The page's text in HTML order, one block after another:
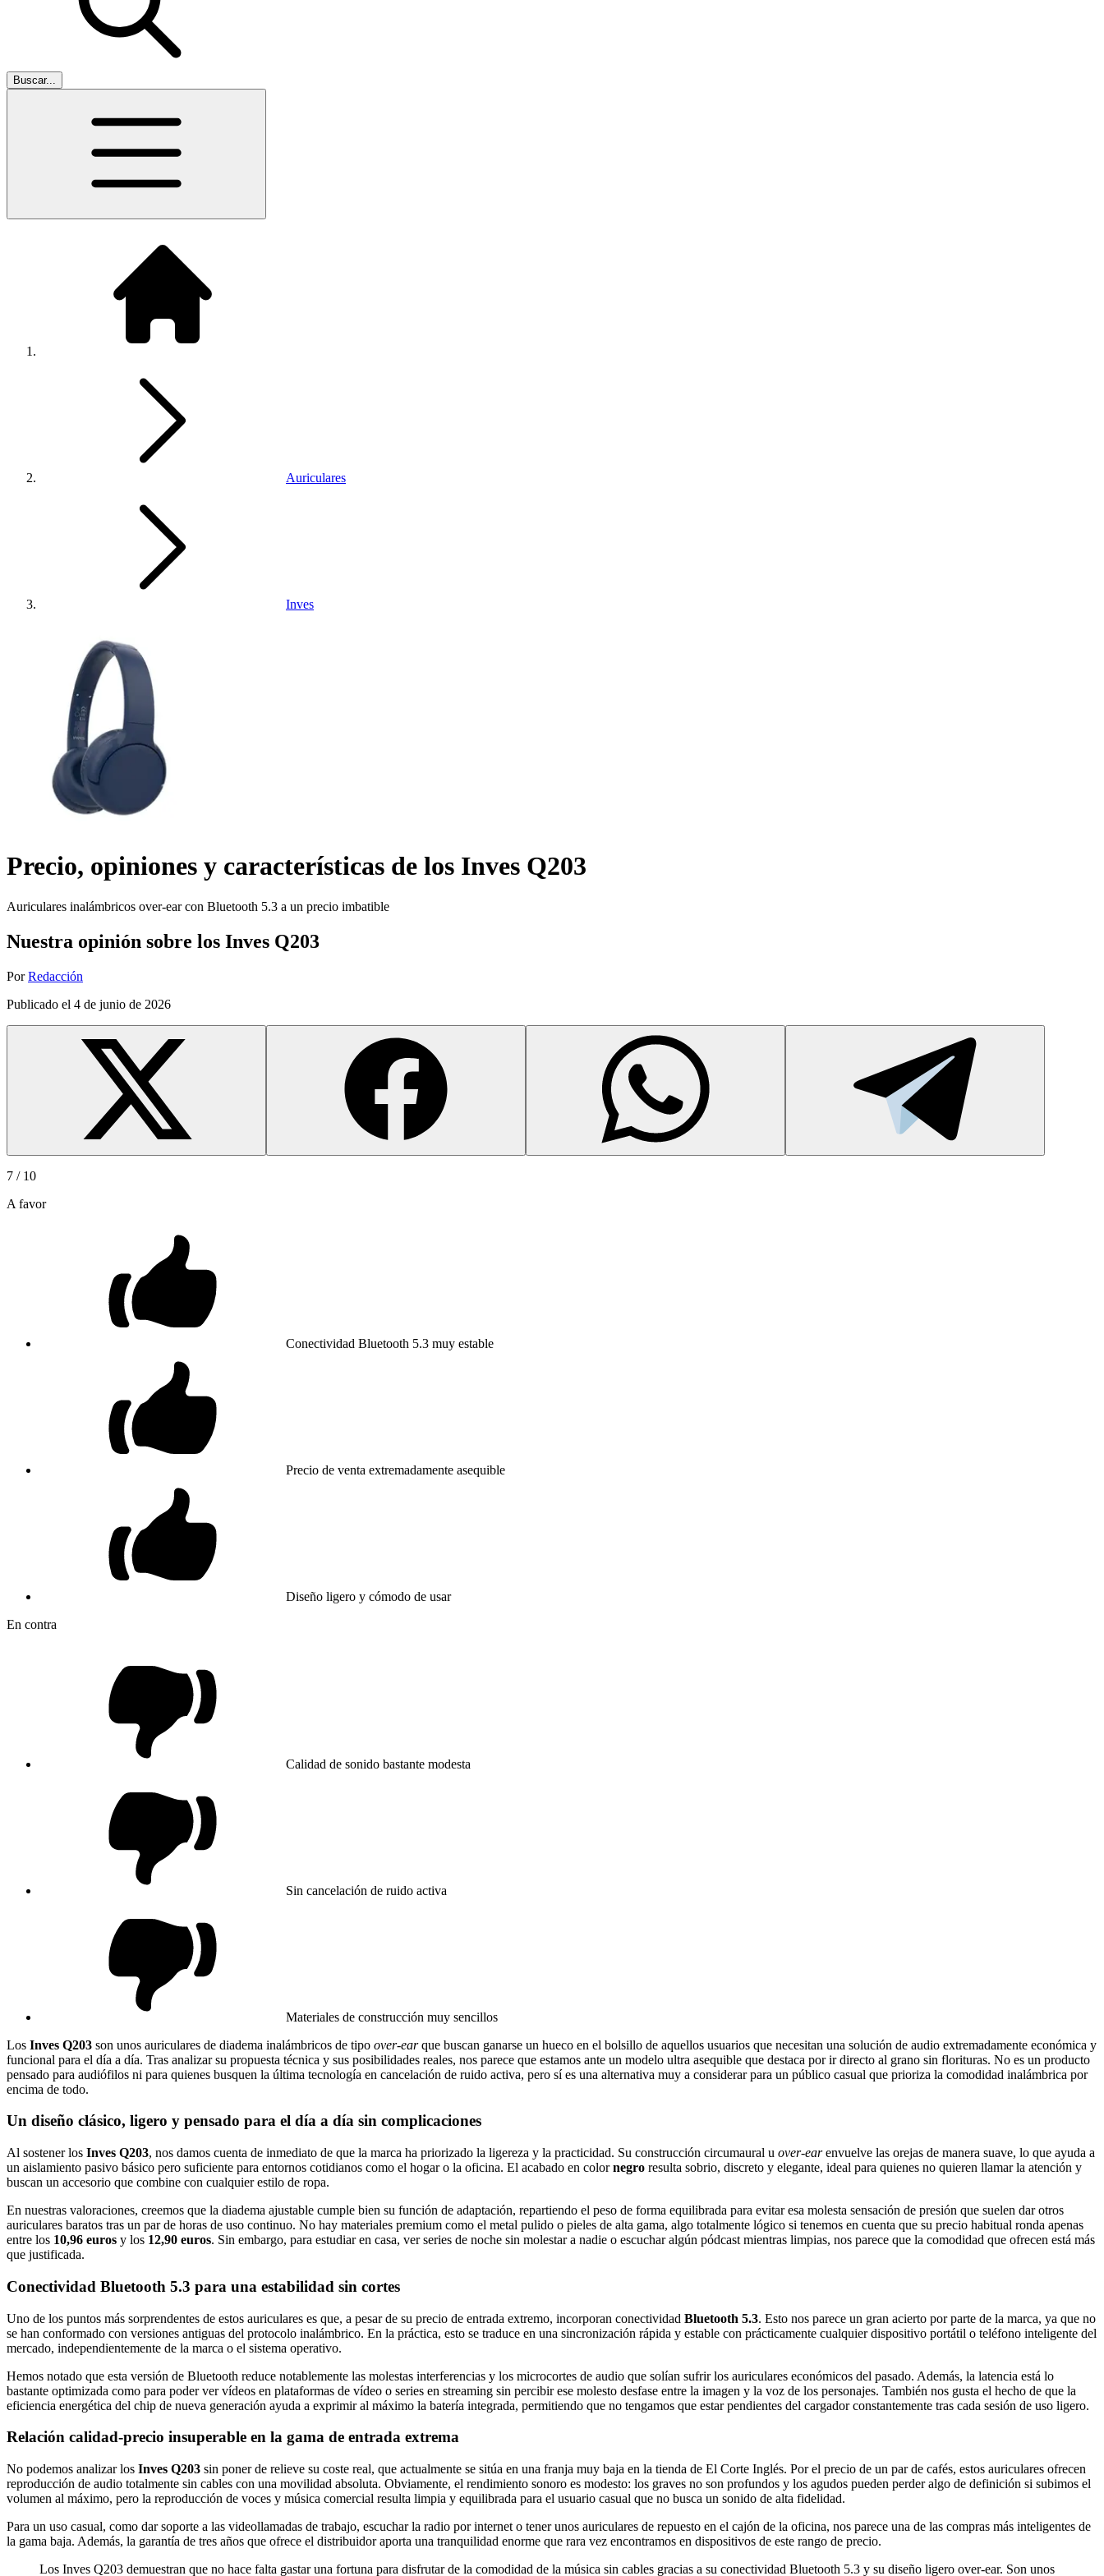
Buscar...
Auriculares
Inves
Precio, opiniones y características de los Inves Q203
Auriculares inalámbricos over-ear con Bluetooth 5.3 a un precio imbatible
Nuestra opinión sobre los Inves Q203
Por Redacción
Publicado el 4 de junio de 2026
7 / 10
A favor
Conectividad Bluetooth 5.3 muy estable
Precio de venta extremadamente asequible
Diseño ligero y cómodo de usar
En contra
Calidad de sonido bastante modesta
Sin cancelación de ruido activa
Materiales de construcción muy sencillos
Los Inves Q203 son unos auriculares de diadema inalámbricos de tipo over-earque buscan ganarse un hueco en el bolsillo de aquellos usuarios que necesitan una solución de audio extremadamente económica y
funcional para el día a día. Tras analizar su propuesta técnica y sus posibilidades reales, nos parece que estamos ante un modelo ultra asequible que destaca por ir directo al grano sin florituras. No es un producto
pensado para audiófilos ni para quienes busquen la última tecnología en cancelación de ruido activa, pero sí es una alternativa muy a considerar para un público casual que prioriza la comodidad inalámbrica por
encima de todo.
Un diseño clásico, ligero y pensado para el día a día sin complicaciones
Al sostener los Inves Q203, nos damos cuenta de inmediato de que la marca ha priorizado la ligereza y la practicidad. Su construcción circumaural u over-earenvuelve las orejas de manera suave, lo que ayuda a
un aislamiento pasivo básico pero suficiente para entornos cotidianos como el hogar o la oficina. El acabado en colornegro resulta sobrio, discreto y elegante, ideal para quienes no quieren llamar la atención y
buscan un accesorio que combine con cualquier estilo de ropa.
En nuestras valoraciones, creemos que la diadema ajustable cumple bien su función de adaptación, repartiendo el peso de forma equilibrada para evitar esa molesta sensación de presión que suelen dar otros
auriculares baratos tras un par de horas de uso continuo. No hay materiales premium como el metal pulido o pieles de alta gama, algo totalmente lógico si tenemos en cuenta que su precio habitual ronda apenas
entre los 10,96 euros y los 12,90 euros. Sin embargo, para estudiar en casa, ver series de noche sin molestar a nadie o escuchar algún pódcast mientras limpias, nos parece que la comodidad que ofrecen está más
que justificada.
Conectividad Bluetooth 5.3 para una estabilidad sin cortes
Uno de los puntos más sorprendentes de estos auriculares es que, a pesar de su precio de entrada extremo, incorporan conectividad Bluetooth 5.3. Esto nos parece un gran acierto por parte de la marca, ya que no
se han conformado con versiones antiguas del protocolo inalámbrico. En la práctica, esto se traduce en una sincronización rápida y estable con prácticamente cualquier dispositivo portátil o teléfono inteligente del
mercado, independientemente de la marca o el sistema operativo.
Hemos notado que esta versión de Bluetooth reduce notablemente las molestas interferencias y los microcortes de audio que solían sufrir los auriculares económicos del pasado. Además, la latencia está lo
bastante optimizada como para poder ver vídeos en plataformas de vídeo o series en streaming sin percibir ese molesto desfase entre la imagen y la voz de los personajes. También nos gusta el hecho de que la
eficiencia energética del chip de nueva generación ayuda a exprimir al máximo la batería integrada, permitiendo que no tengamos que estar pendientes del cargador constantemente tras cada sesión de uso ligero.
Relación calidad-precio insuperable en la gama de entrada extrema
No podemos analizar los Inves Q203 sin poner de relieve su coste real, que actualmente se sitúa en una franja muy baja en la tienda de El Corte Inglés. Por el precio de un par de cafés, estos auriculares ofrecen
reproducción de audio totalmente sin cables con una movilidad absoluta. Obviamente, el rendimiento sonoro es modesto: los graves no son profundos y los agudos pueden perder algo de definición si subimos el
volumen al máximo, pero la reproducción de voces y música comercial resulta limpia y equilibrada para el usuario casual que no busca un sonido de alta fidelidad.
Para un uso casual, como dar soporte a las videollamadas de trabajo, escuchar la radio por internet o tener unos auriculares de repuesto en el cajón de la oficina, nos parece una de las compras más inteligentes de
la gama baja. Además, la garantía de tres años que ofrece el distribuidor aporta una tranquilidad enorme que rara vez encontramos en dispositivos de este rango de precio.
Los Inves Q203 demuestran que no hace falta gastar una fortuna para disfrutar de la comodidad de la música sin cables gracias a su conectividad Bluetooth 5.3 y su diseño ligero over-ear. Son unos